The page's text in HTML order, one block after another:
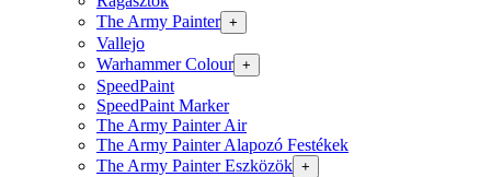
The Army Painter +
Vallejo
Warhammer Colour +
SpeedPaint
SpeedPaint Marker
The Army Painter Air
The Army Painter Alapozó Festékek
The Army Painter Eszközök +